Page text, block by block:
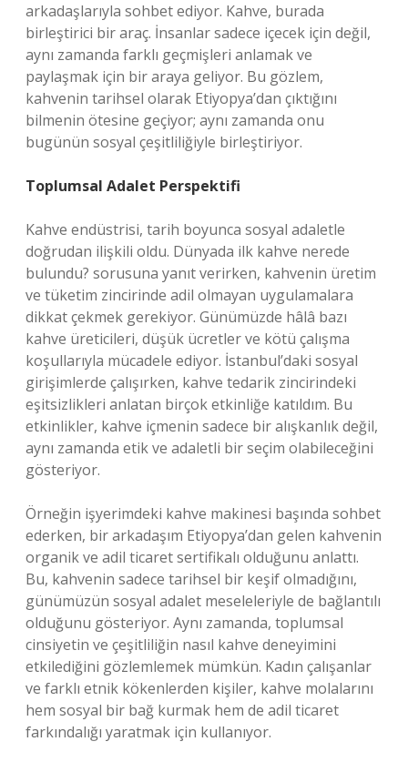
arkadaşlarıyla sohbet ediyor. Kahve, burada
birleştirici bir araç. İnsanlar sadece içecek için değil,
aynı zamanda farklı geçmişleri anlamak ve
paylaşmak için bir araya geliyor. Bu gözlem,
kahvenin tarihsel olarak Etiyopya’dan çıktığını
bilmenin ötesine geçiyor; aynı zamanda onu
bugünün sosyal çeşitliliğiyle birleştiriyor.
Toplumsal Adalet Perspektifi
Kahve endüstrisi, tarih boyunca sosyal adaletle
doğrudan ilişkili oldu. Dünyada ilk kahve nerede
bulundu? sorusuna yanıt verirken, kahvenin üretim
ve tüketim zincirinde adil olmayan uygulamalara
dikkat çekmek gerekiyor. Günümüzde hâlâ bazı
kahve üreticileri, düşük ücretler ve kötü çalışma
koşullarıyla mücadele ediyor. İstanbul’daki sosyal
girişimlerde çalışırken, kahve tedarik zincirindeki
eşitsizlikleri anlatan birçok etkinliğe katıldım. Bu
etkinlikler, kahve içmenin sadece bir alışkanlık değil,
aynı zamanda etik ve adaletli bir seçim olabileceğini
gösteriyor.
Örneğin işyerimdeki kahve makinesi başında sohbet
ederken, bir arkadaşım Etiyopya’dan gelen kahvenin
organik ve adil ticaret sertifikalı olduğunu anlattı.
Bu, kahvenin sadece tarihsel bir keşif olmadığını,
günümüzün sosyal adalet meseleleriyle de bağlantılı
olduğunu gösteriyor. Aynı zamanda, toplumsal
cinsiyetin ve çeşitliliğin nasıl kahve deneyimini
etkilediğini gözlemlemek mümkün. Kadın çalışanlar
ve farklı etnik kökenlerden kişiler, kahve molalarını
hem sosyal bir bağ kurmak hem de adil ticaret
farkındalığı yaratmak için kullanıyor.